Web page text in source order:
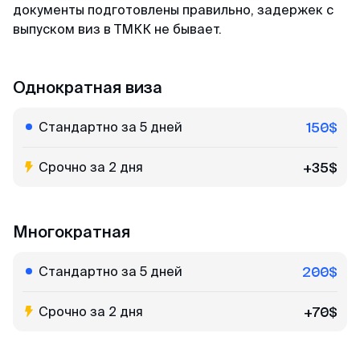
документы подготовлены правильно, задержек с
выпуском виз в ТМКК не бывает.
Однократная виза
Стандартно за 5 дней 150$
Срочно за 2 дня +35$
Многократная
Стандартно за 5 дней 200$
Срочно за 2 дня +70$